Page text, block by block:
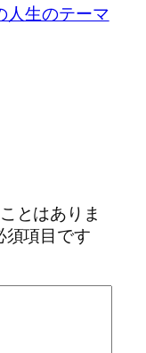
人生のテーマ
とはありま
須項目です